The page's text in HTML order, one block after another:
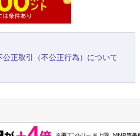
公正取引（不公正行為）について